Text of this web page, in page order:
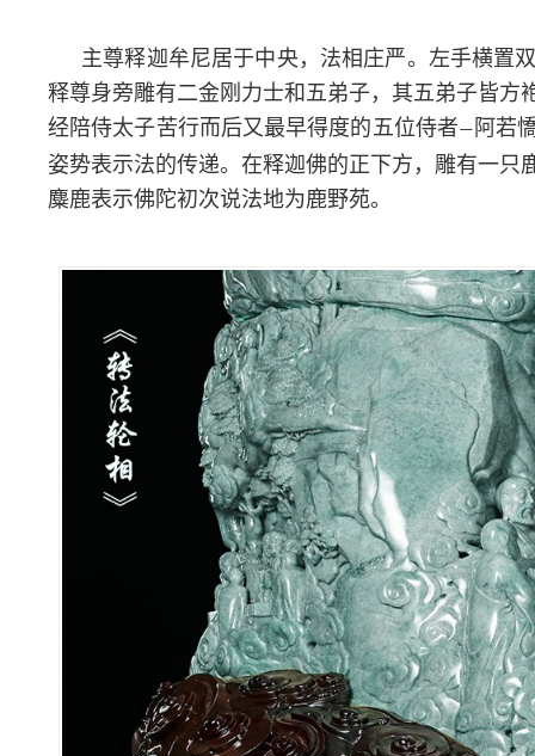
主尊释迦牟尼居于中央，法相庄严。左手横置
释尊身旁雕有二金刚力士和五弟子，其五弟子皆
经陪侍太子苦行而后又最早得度的五位侍者— 阿若
姿势表示法的传递。在释迦佛的正下方，雕有一
麋鹿表示佛陀初次说法地为鹿野苑。